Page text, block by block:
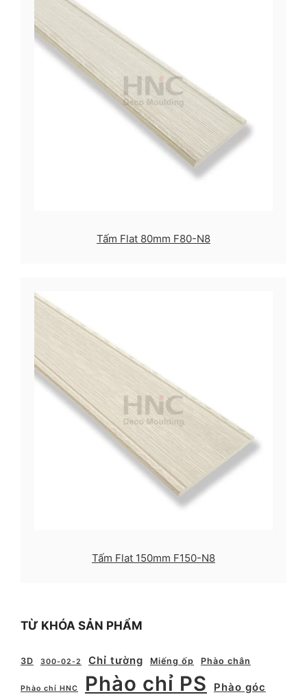
Tấm Flat 80mm F80-N8
Tấm Flat 150mm F150-N8
TỪ KHÓA SẢN PHẨM
3D 300-02-2 Chỉ tường Miếng ốp Phào chân
Phào chỉ HNC Phào chỉ PS
Phào góc